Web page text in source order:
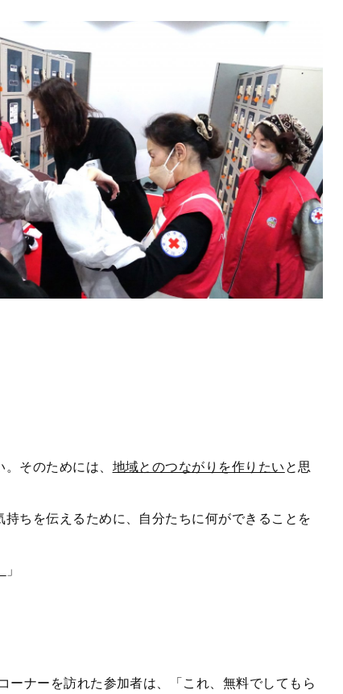
そのためには、 地域とのつながりを作りたい と思
ちを伝えるために、自分たちに何ができることを
」
ナーを訪れた参加者は、「これ、無料でしてもら